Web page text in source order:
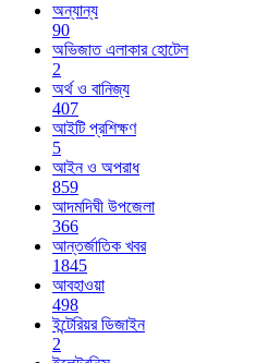
অন্যান্য
90
অভিজাত এলাকার হোটেল
2
অর্থ ও বানিজ্য
407
আইটি প্রশিক্ষণ
5
আইন ও অপরাধ
859
আদমদিঘী উপজেলা
366
আন্তর্জাতিক খবর
1845
আবহাওয়া
498
ইন্টেরিয়র ডিজাইন
2